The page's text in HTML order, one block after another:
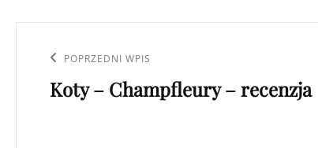
wpisuPoprzedni
wpis
POPRZEDNI WPIS
Koty – Champfleury – recenzja